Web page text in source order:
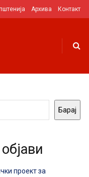
Архива Контакт
Барај
проект за